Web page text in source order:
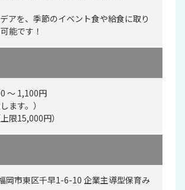
アを、季節のイベント食や給食に取り
能です！
1,100円
ます。）
限15,000円）
岡市東区千早1-6-10 企業主導型保育み